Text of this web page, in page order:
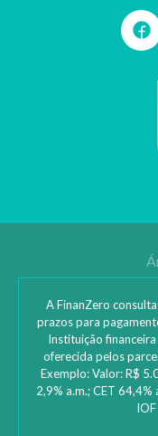
A FinanZero
prazos para
Instituição
oferecida pelos
Exemplo: Valor: R$
2,9% a.m.; CET